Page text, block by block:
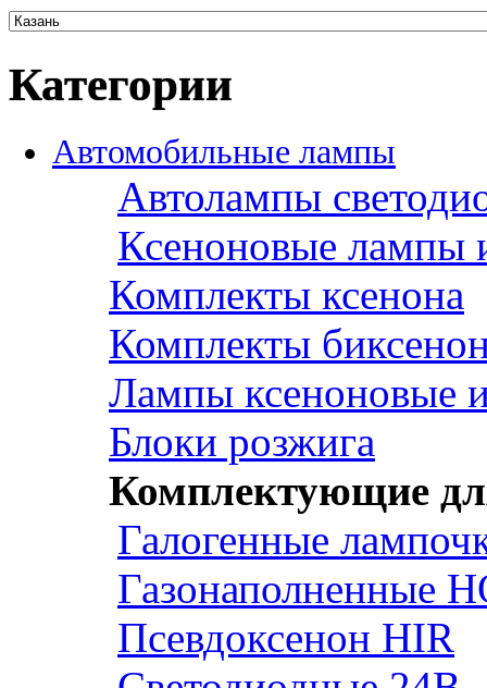
Категории
Автомобильные лампы
Автолампы
Ксеноновые лампы
Комплекты ксенона
Комплекты
Лампы ксеноновые
Блоки розжига
Комплектующие
Галогенные
Газонаполненные
Псевдоксенон HIR